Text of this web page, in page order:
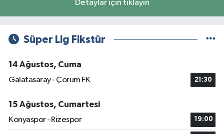
Detaylar için tıklayın
Süper Lig Fikstür
14 Ağustos, Cuma
Galatasaray - Çorum FK
21:30
15 Ağustos, Cumartesi
Konyaspor - Rizespor
19:00